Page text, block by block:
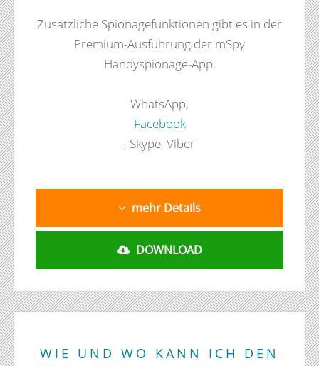
Zusätzliche Spionagefunktionen gibt es in der
Premium-Ausführung der mSpy
Handyspionage-App.
WhatsApp,
Facebook
, Skype, Viber
mehr Details
DOWNLOAD
WIE UND WO KANN ICH DEN